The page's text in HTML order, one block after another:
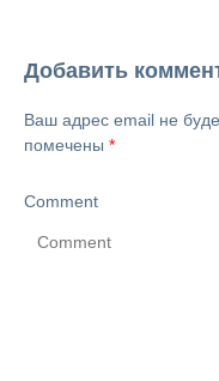
Добавить
Ваш адрес email не
помечены *
Comment